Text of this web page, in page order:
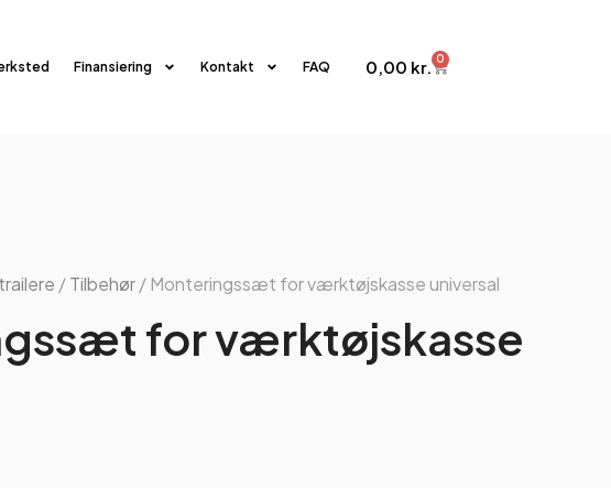
Finansiering Kontakt FAQ 0,00 kr. 0
/Tilbehør/ Monteringssæt for værktøjskasse universal
for værktøjskasse